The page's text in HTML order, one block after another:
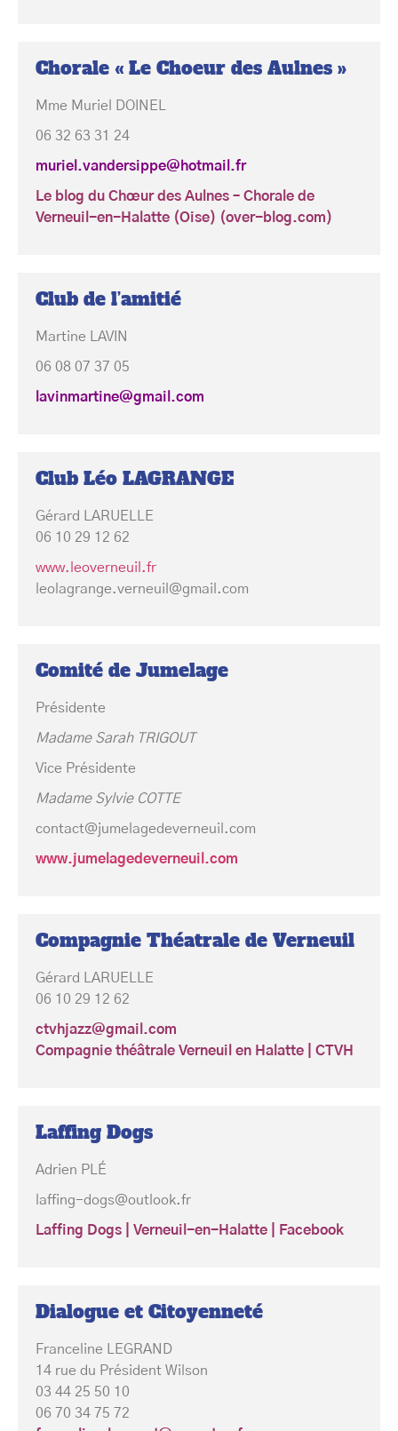
Chorale « Le Choeur des Aulnes »
Mme Muriel DOINEL
06 32 63 31 24
muriel.vandersippe@hotmail.fr
Le blog du Chœur des Aulnes – Chorale de
Verneuil-en-Halatte (Oise) (over-blog.com)
Club de l’amitié
Martine LAVIN
06 08 07 37 05
lavinmartine@gmail.com
Club Léo LAGRANGE
Gérard LARUELLE
06 10 29 12 62
www.leoverneuil.fr
leolagrange.verneuil@gmail.com
Comité de Jumelage
Présidente
Madame Sarah TRIGOUT
Vice Présidente
Madame Sylvie COTTE
contact@jumelagedeverneuil.com
www.jumelagedeverneuil.com
Compagnie Théatrale de Verneuil
Gérard LARUELLE
06 10 29 12 62
ctvhjazz@gmail.com
Compagnie théâtrale Verneuil en Halatte | CTVH
Laffing Dogs
Adrien PLÉ
laffing-dogs@outlook.fr
Laffing Dogs | Verneuil-en-Halatte | Facebook
Dialogue et Citoyenneté
Franceline LEGRAND
14 rue du Président Wilson
03 44 25 50 10
06 70 34 75 72